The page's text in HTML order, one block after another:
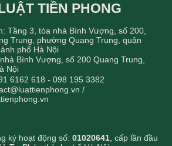
TIỀN PHONG
Tầng 3, tòa nhà Bình Vượng, số 200,
Trung, phường Quang Trung, quận
phố Hà Nội
Bình Vượng, số 200 Quang Trung,
Nội
6162 618 - 098 195 3382
/
ký hoạt động số: 01020641, cấp lần đầu